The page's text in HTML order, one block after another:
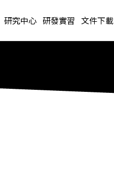
研究中心 研發實習 文件下載